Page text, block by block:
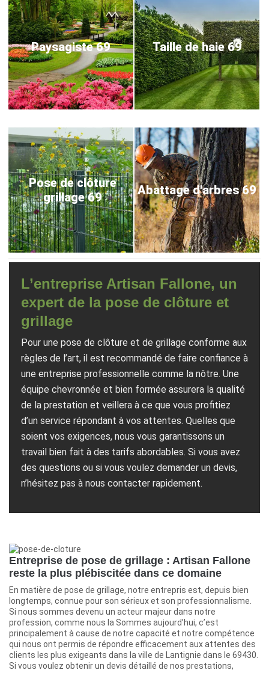
Paysagiste 69 Taille de haie 69
Pose de clôture
grillage 69
Abattage d'arbres 69
L’entreprise Artisan Fallone, un
expert de la pose de clôture et
grillage
Pour une pose de clôture et de grillage conforme aux
règles de l’art, il est recommandé de faire confiance à
une entreprise professionnelle comme la nôtre. Une
équipe chevronnée et bien formée assurera la qualité
de la prestation et veillera à ce que vous profitiez
d’un service répondant à vos attentes. Quelles que
soient vos exigences, nous vous garantissons un
travail bien fait à des tarifs abordables. Si vous avez
des questions ou si vous voulez demander un devis,
n’hésitez pas à nous contacter rapidement.
Entreprise de pose de grillage : Artisan Fallone
reste la plus plébiscitée dans ce domaine
En matière de pose de grillage, notre entrepris est, depuis bien
longtemps, connue pour son sérieux et son professionnalisme.
Si nous sommes devenu un acteur majeur dans notre
profession, comme nous la Sommes aujourd’hui, c’est
principalement à cause de notre capacité et notre compétence
qui nous ont permis de répondre efficacement aux attentes des
clients les plus exigeants dans la ville de Lantignie dans le 69430.
Si vous voulez obtenir un devis détaillé de nos prestations,